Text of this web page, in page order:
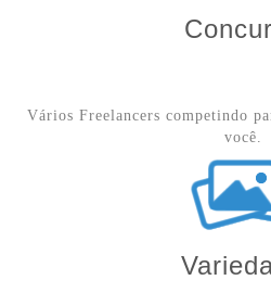
Vários Freelancers competindo
você.